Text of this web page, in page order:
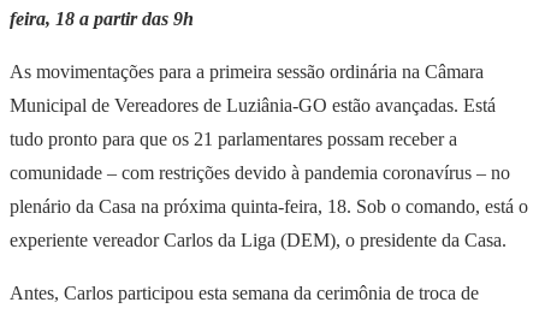
feira, 18 a partir das 9h
As movimentações para a primeira sessão ordinária na Câmara
Municipal de Vereadores de Luziânia-GO estão avançadas. Está
tudo pronto para que os 21 parlamentares possam receber a
comunidade – com restrições devido à pandemia coronavírus – no
plenário da Casa na próxima quinta-feira, 18. Sob o comando, está o
experiente vereador Carlos da Liga (DEM), o presidente da Casa.
Antes, Carlos participou esta semana da cerimônia de troca de